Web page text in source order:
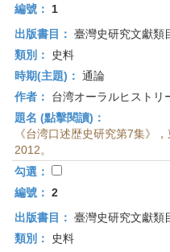
編號：
1
出版書目： 臺灣史研究文獻類
類別：
史料
時期(主題)： 通論
作者：
台湾オーラルヒストリ
題名 (點擊閱讀)：
《台湾口述歴史研究第7集》
2012。
勾選：
編號： 2
出版書目： 臺灣史研究文獻類
類別：
史料